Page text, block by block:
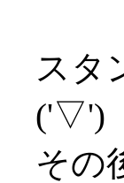
スタ
('▽')
その